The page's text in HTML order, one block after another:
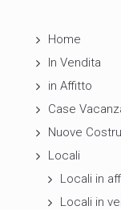
Home
In Vendita
in Affitto
Case
Nuove
Locali
Locali in
Locali in